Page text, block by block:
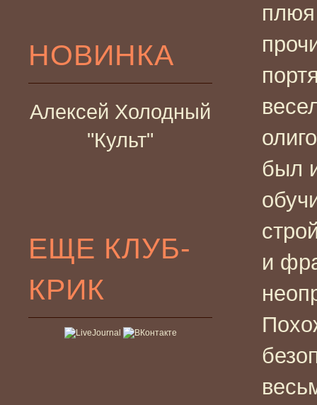
НОВИНКА
Алексей Холодный
"Культ"
ЕЩЕ КЛУБ-
КРИК
плюя
был
и